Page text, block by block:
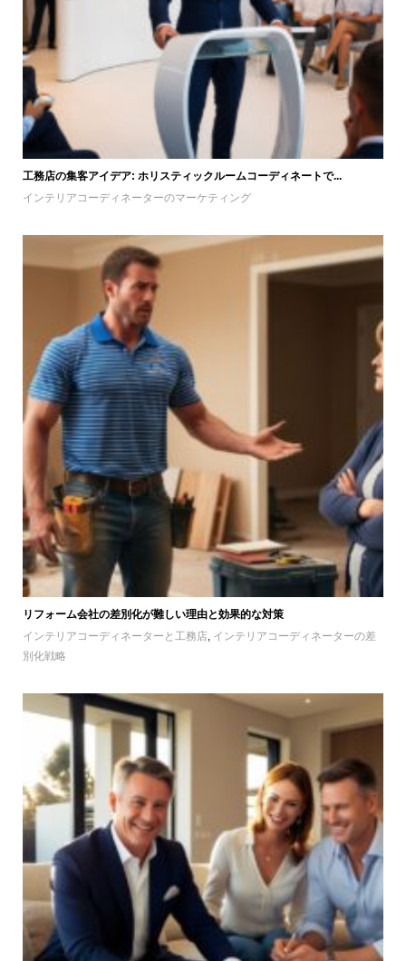
工務店の集客アイデア: ホリスティックルームコーディネートで...
インテリアコーディネーターのマーケティング
リフォーム会社の差別化が難しい理由と効果的な対策
インテリアコーディネーターと工務店, インテリアコーディネーターの差
別化戦略